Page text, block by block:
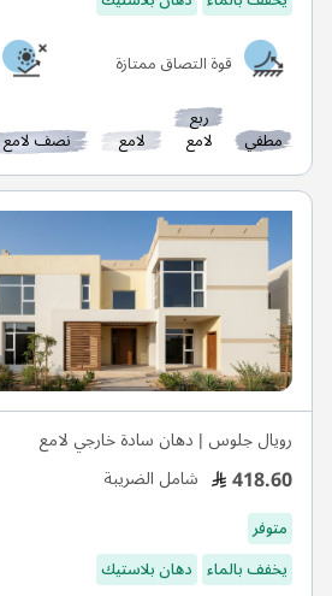
قوة التصاق ممتازة
مطفي
ربع
لامع لامع نصف لامع
رويال جلوس | دهان سادة خارجي لامع
418.60 شامل الضريبة
متوفر
يخفف بالماء دهان بلاستيك